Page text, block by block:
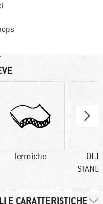
Termiche
E CARATTERISTICHE